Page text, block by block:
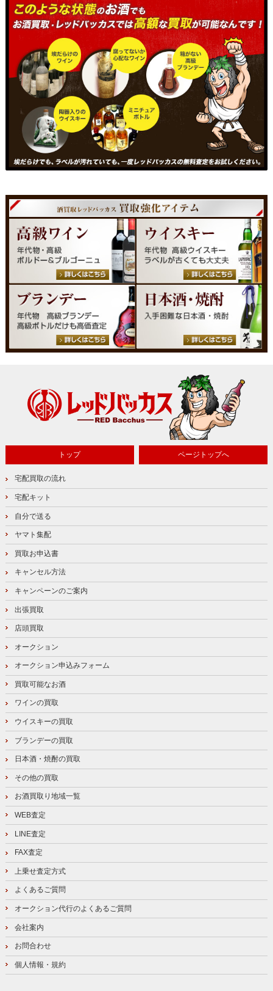
トップ ページトップへ
宅配買取の流れ
宅配キット
自分で送る
ヤマト集配
買取お申込書
キャンセル方法
キャンペーンのご案内
出張買取
店頭買取
オークション
オークション申込みフォーム
買取可能なお酒
ワインの買取
ウイスキーの買取
ブランデーの買取
日本酒・焼酎の買取
その他の買取
お酒買取り地域一覧
WEB査定
LINE査定
FAX査定
上乗せ査定方式
よくあるご質問
オークション代行のよくあるご質問
会社案内
お問合わせ
個人情報・規約